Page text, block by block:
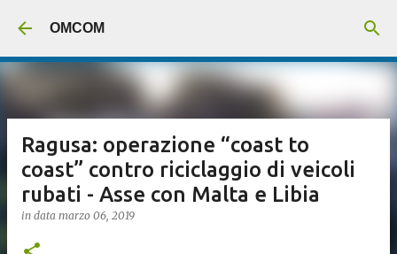
OMCOM
Ragusa: operazione “coast to
coast” contro riciclaggio di veicoli
rubati - Asse con Malta e Libia
in data marzo 06, 2019